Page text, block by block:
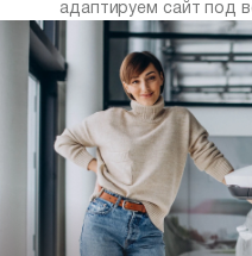
адаптируем сайт под